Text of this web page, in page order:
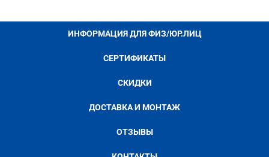
ИНФОРМАЦИЯ ДЛЯ ФИЗ/ЮР.ЛИЦ
СЕРТИФИКАТЫ
СКИДКИ
ДОСТАВКА И МОНТАЖ
ОТЗЫВЫ